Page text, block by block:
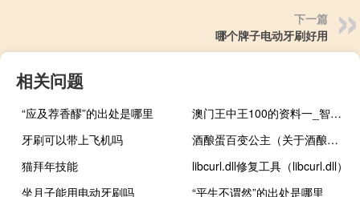
下一篇
哪个牌子电动牙刷好用
相关问题
“应及荐香醪”的出处是哪里
澳门王中王100的资料一_智能AI深度解析_百度移动统计版.223.296
牙刷可以带上飞机吗
酒酿蛋百变公主（关于酒酿蛋百变公主的介绍）
猫拜年技能
libcurl.dll修复工具（libcurl.dll）
坐月子能用电动牙刷吗
“平生不谓然”的出处是哪里